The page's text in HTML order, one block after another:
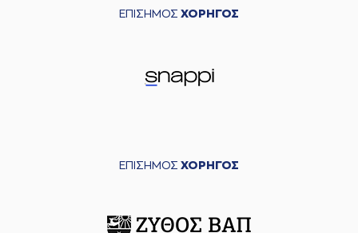
ΕΠΙΣΗΜΟΣ ΧΟΡΗΓΟΣ
ΕΠΙΣΗΜΟΣ ΧΟΡΗΓΟΣ